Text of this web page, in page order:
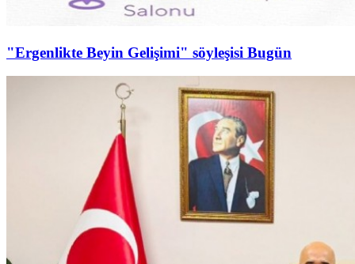
"Ergenlikte Beyin Gelişimi" söyleşisi Bugün